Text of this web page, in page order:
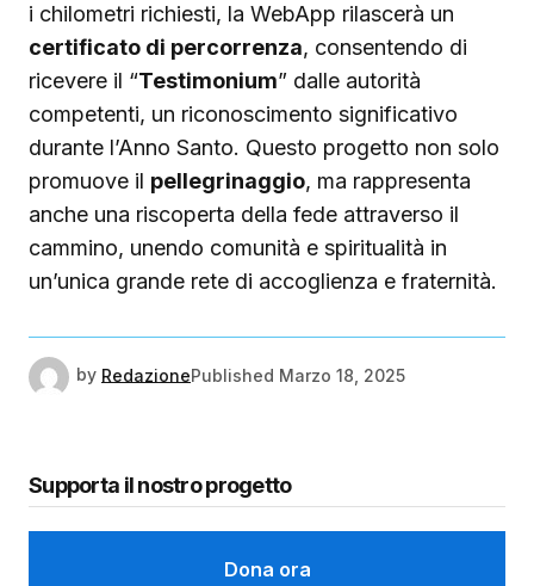
i chilometri richiesti, la WebApp rilascerà un
certificato di percorrenza, consentendo di
ricevere il “Testimonium” dalle autorità
competenti, un riconoscimento significativo
durante l’Anno Santo. Questo progetto non solo
promuove il pellegrinaggio, ma rappresenta
anche una riscoperta della fede attraverso il
cammino, unendo comunità e spiritualità in
un’unica grande rete di accoglienza e fraternità.
by RedazionePublished Marzo 18, 2025
Supporta il nostro progetto
Dona ora